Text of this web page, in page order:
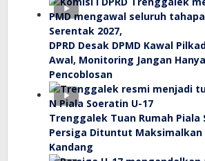
DPRD Desak DPMD Kawal
Awal, Monitoring Jangan
Pencoblosan
Trenggalek Tuan Rumah Piala
Persiga Dituntut Maksimalkan
Kandang